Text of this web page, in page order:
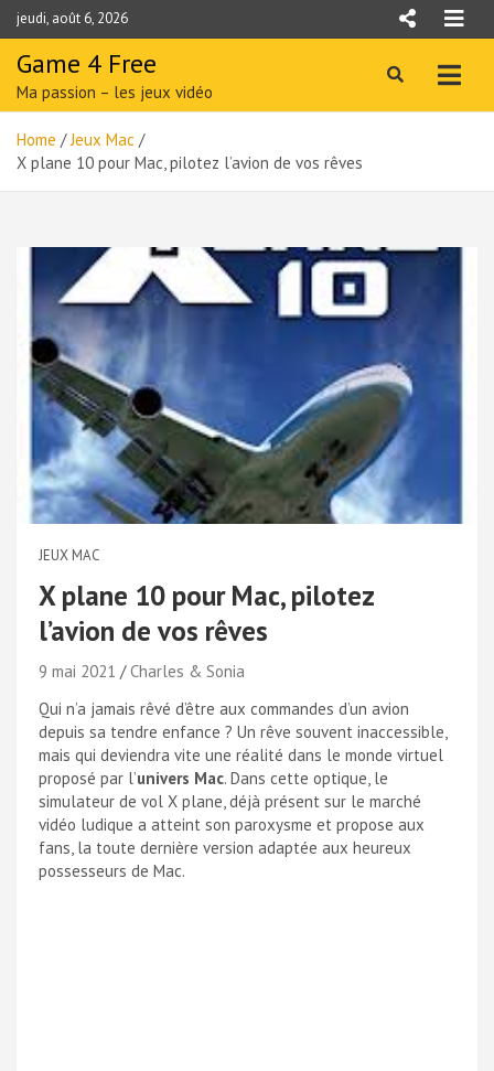
Skip
to
content
jeudi, août 6, 2026
Game 4 Free
Ma passion – les jeux vidéo
Home
Jeux Mac
X plane 10 pour Mac, pilotez l’avion de vos rêves
JEUX MAC
X plane 10 pour Mac, pilotez
l’avion de vos rêves
9 mai 2021
Charles & Sonia
Qui n’a jamais rêvé d’être aux commandes d’un avion
depuis sa tendre enfance ? Un rêve souvent inaccessible,
mais qui deviendra vite une réalité dans le monde virtuel
proposé par l’univers Mac. Dans cette optique, le
simulateur de vol X plane, déjà présent sur le marché
vidéo ludique a atteint son paroxysme et propose aux
fans, la toute dernière version adaptée aux heureux
possesseurs de Mac.